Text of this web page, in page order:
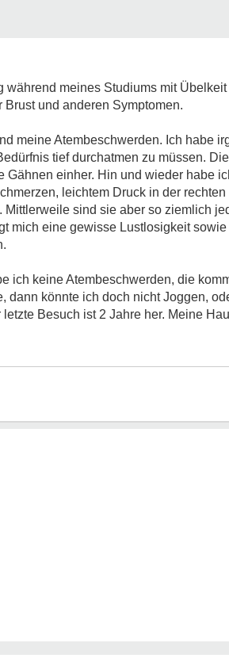
meines Studiums mit
und anderen Symptomen.
meine Atembeschwerden. Ich habe
tief durchatmen zu müssen.
einher. Hin und wieder habe
leichtem Druck in der
sind sie aber so ziemlich
mich eine gewisse Lustlosigkeit
ich keine Atembeschwerden, die
dann könnte ich doch nicht Joggen,
Besuch ist 2 Jahre her. Meine